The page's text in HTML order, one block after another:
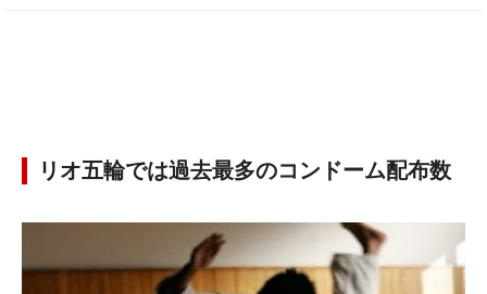
リオ五輪では過去最多のコンドーム配布数